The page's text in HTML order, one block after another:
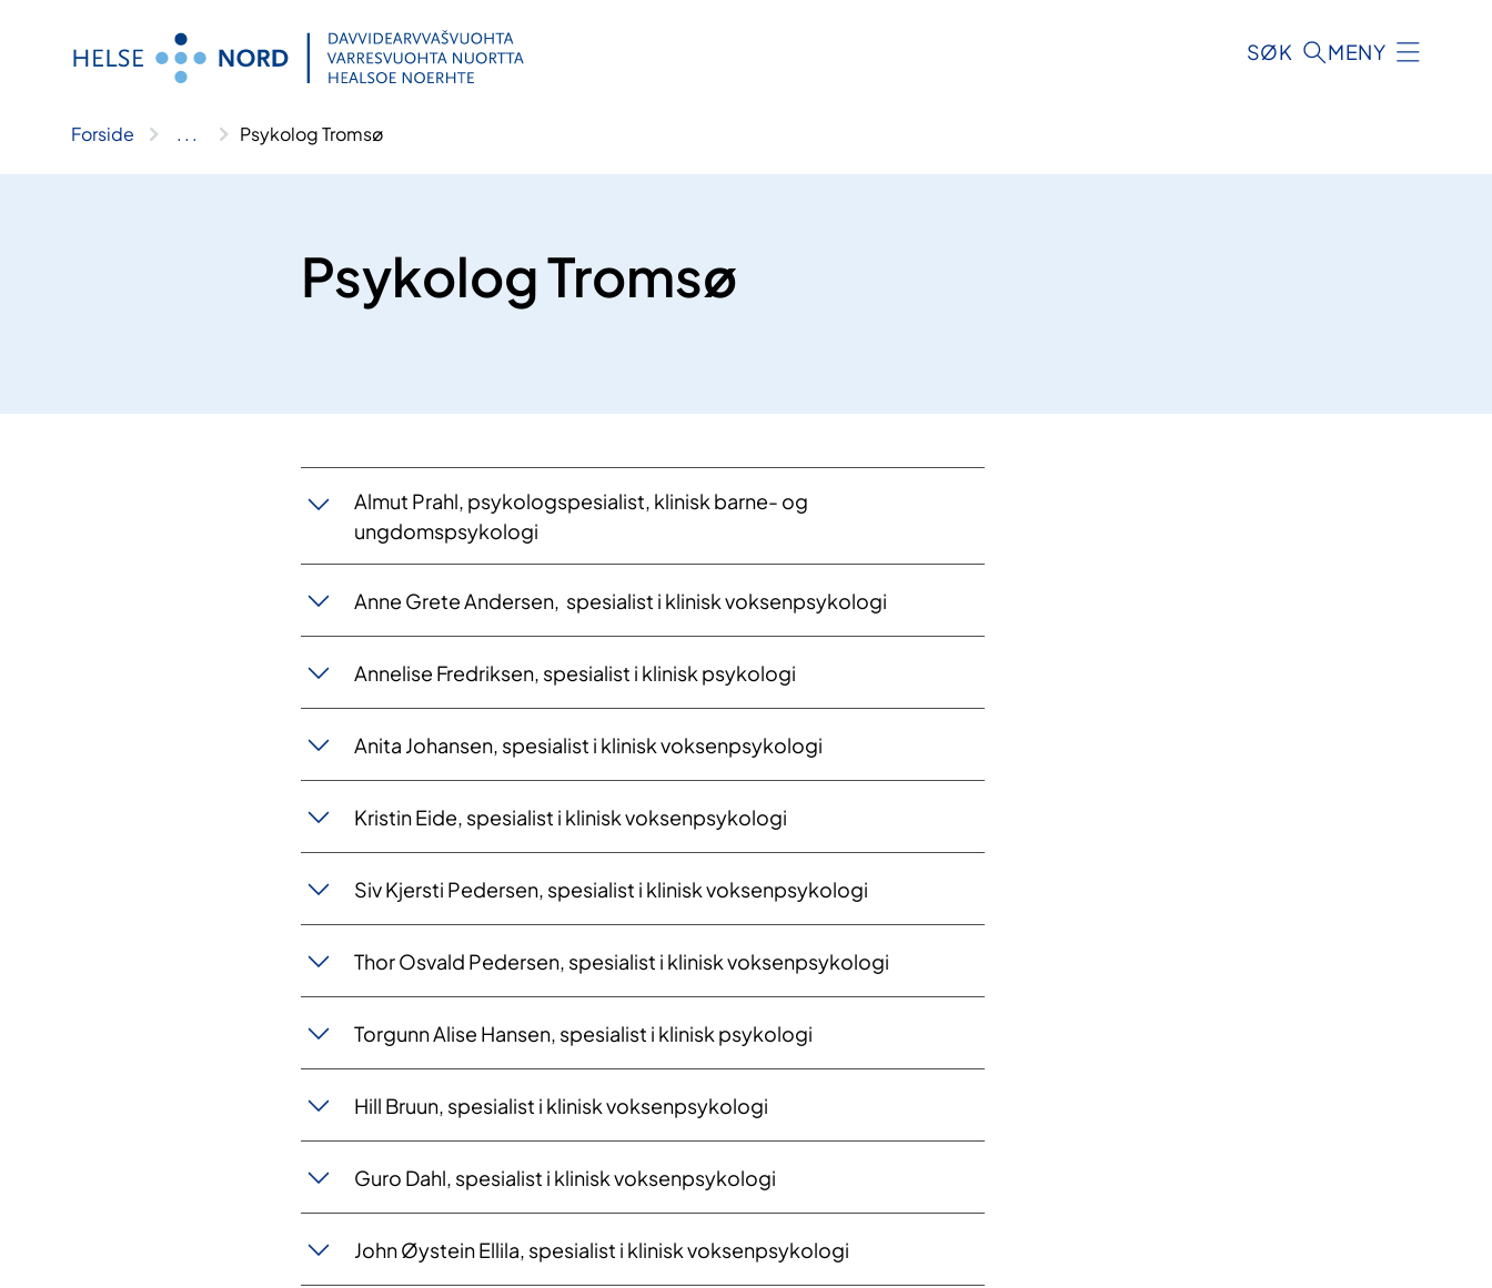
SØK MENY
Forside .. . Psykolog Tromsø
Psykolog Tromsø
​Almut Prahl, psykologspesialist, klinisk barne- og
ungdomspsykologi
​​​Anne Grete Andersen, ​ spesialist i klinisk voksenpsykologi
​​​​​​Annelise Fredriksen, spesialist i klinisk psykologi
Anita Johansen, spesialist i klinisk voksenpsykologi
Kristin Eide, spesialist i klinisk voksenpsykologi
Siv Kjersti Pedersen, spesialist i klinisk voksenpsykologi
Thor Osvald Pedersen, spesialist i klinisk voksenpsykologi
Torgunn Alise Hansen, spesialist i klinisk psykologi
Hill Bruun, spesialist i klinisk voksenpsykologi
​Guro Dahl, spesialist i klinisk voksenpsykologi
John Øystein Ellila, spesialist i klinisk voksenpsykologi